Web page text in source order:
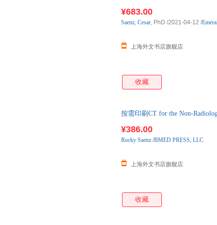
¥683.00
上海外文书店旗舰店
Saenz, Cesar, PhD /2021-04-12 /
收藏
按需印刷CT for the Non-
¥386.00
上海外文书店旗舰店
Rocky Saenz /BMED PRESS, LLC
收藏